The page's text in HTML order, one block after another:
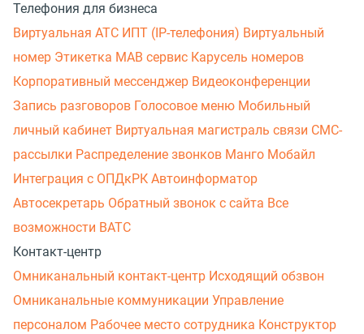
Телефония для бизнеса
Виртуальная АТС ИПТ (IP-телефония) Виртуальный
номер Этикетка МАВ сервис Карусель номеров
Корпоративный мессенджер Видеоконференции
Запись разговоров Голосовое меню Мобильный
личный кабинет Виртуальная магистраль связи СМС-
рассылки Распределение звонков Манго Мобайл
Интеграция с ОПДкРК Автоинформатор
Автосекретарь Обратный звонок с сайта Все
возможности ВАТС
Контакт-центр
Омниканальный контакт-центр Исходящий обзвон
Омниканальные коммуникации Управление
персоналом Рабочее место сотрудника Конструктор